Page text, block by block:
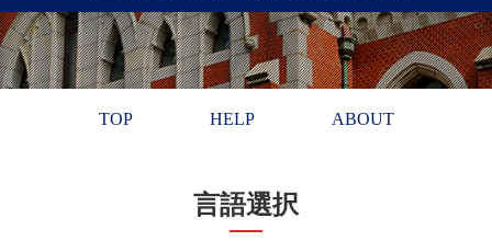
TOP HELP ABOUT
言語選択